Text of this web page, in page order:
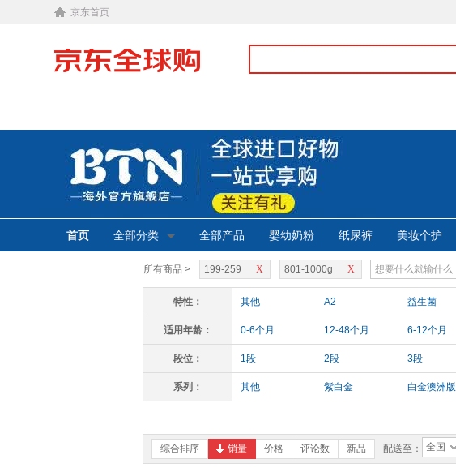
京东首页
首页 全部分类 全部产品 婴幼奶粉 纸尿裤 美妆个护
所有商品 > X
199-259 X
801-1000g
特性： 其他 A2 益生菌
适用年龄： 0-6个月 12-48个月 6-12个月
段位： 1段 2段 3段
系列： 其他 紫白金 白金澳洲版
综合排序 销量 价格 评论数 新品 配送至： 全国